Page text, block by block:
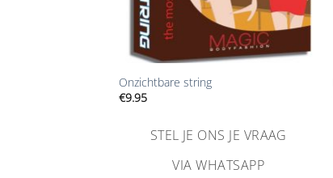
+
Onzichtbare string
€9.95
STEL JE ONS JE VRAAG
VIA WHATSAPP